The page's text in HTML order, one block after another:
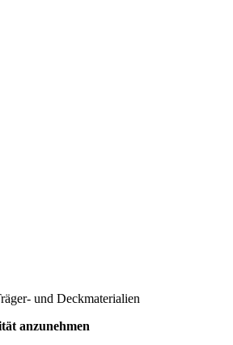
und Deckmaterialien
anzunehmen